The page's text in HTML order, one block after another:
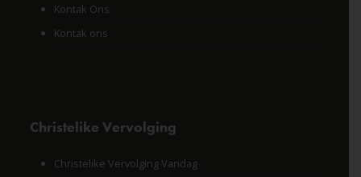
Kontak Ons
Kontak ons
Christelike Vervolging
Christelike Vervolging Vandag